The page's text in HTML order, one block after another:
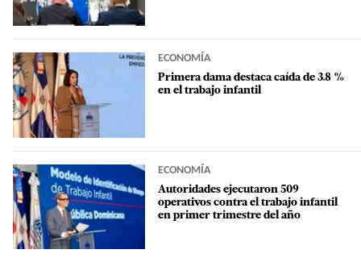
ECONOMÍA
Primera dama destaca caída de 3.8 %
en el trabajo infantil
ECONOMÍA
Autoridades ejecutaron 509
operativos contra el trabajo infantil
en primer trimestre del año